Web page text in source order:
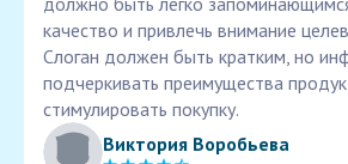
качество и привлечь внимание
Слоган должен быть кратким, но
подчеркивать преимущества
стимулировать покупку.
Виктория Воробьева